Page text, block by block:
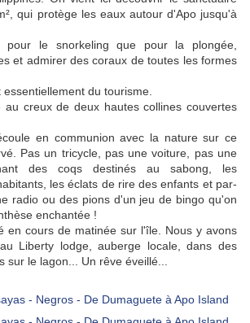
qui protège les eaux autour d'Apo jusqu'à
le snorkeling que pour la plongée,
et admirer des coraux de toutes les formes
du tourisme.
au creux de deux hautes collines couvertes
en communion avec la nature sur ce
Pas un tricycle, pas une voiture, pas une
des coqs destinés au sabong, les
les éclats de rire des enfants et par-
radio ou des pions d'un jeu de bingo qu'on
enchantée !
en cours de matinée sur l'île. Nous y avons
Liberty lodge, auberge locale, dans des
sur le lagon... Un rêve éveillé...